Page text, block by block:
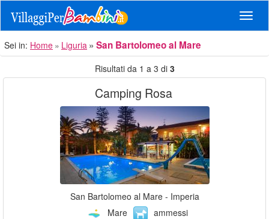
Sei in: Home Liguria San Bartolomeo al Mare
Risultati da 1 a 3 di 3
Camping Rosa
San Bartolomeo al Mare - Imperia
Mare
ammessi